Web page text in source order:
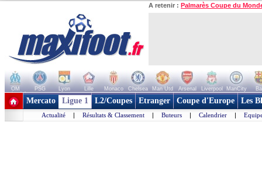
A retenir : Palmarès Coupe du
OM PSG Lyon Lille Monaco Chelsea Man Utd Arsenal Liverpool ManCity
+ de clubs
Mercato Ligue 1 L2/Coupes Etranger Coupe d'Europe Les
Actualité | Résultats & Classement | Buteurs | Calendrier |